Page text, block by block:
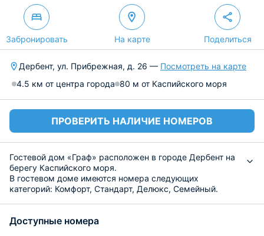
Забронировать На карте Поделиться
Дербент, ул. Прибрежная, д. 26 — Посмотреть на карте
4.5 км от центра города 80 м от Каспийского моря
ПРОВЕРИТЬ НАЛИЧИЕ НОМЕРОВ
Гостевой дом «Граф» расположен в городе Дербент на
берегу Каспийского моря.
В гостевом доме имеются номера следующих
категорий: Комфорт, Стандарт, Делюкс, Семейный.
телевизором, санузлом. На всей территории проведён
Доступные номера